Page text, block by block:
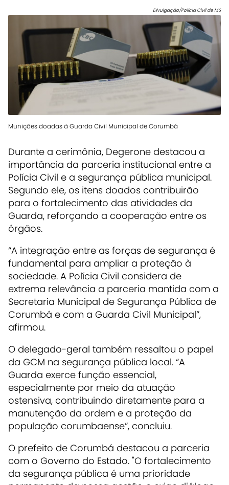
Divulgação/Polícia Civil de MS
Munições doadas à Guarda Civil Municipal de Corumbá
Durante a cerimônia, Degerone destacou a
importância da parceria institucional entre a
Polícia Civil e a segurança pública municipal.
Segundo ele, os itens doados contribuirão
para o fortalecimento das atividades da
Guarda, reforçando a cooperação entre os
órgãos.
“A integração entre as forças de segurança é
fundamental para ampliar a proteção à
sociedade. A Polícia Civil considera de
extrema relevância a parceria mantida com a
Secretaria Municipal de Segurança Pública de
Corumbá e com a Guarda Civil Municipal”,
afirmou.
O delegado-geral também ressaltou o papel
da GCM na segurança pública local. “A
Guarda exerce função essencial,
especialmente por meio da atuação
ostensiva, contribuindo diretamente para a
manutenção da ordem e a proteção da
população corumbaense”, concluiu.
O prefeito de Corumbá destacou a parceria
com o Governo do Estado. "O fortalecimento
da segurança pública é uma prioridade